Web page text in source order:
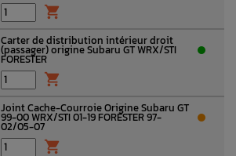

Carter de distribution intérieur droit
(passager) origine Subaru GT WRX/STI
FORESTER

Joint Cache-Courroie Origine Subaru GT
99-00 WRX/STI 01-19 FORESTER 97-
02/05-07
